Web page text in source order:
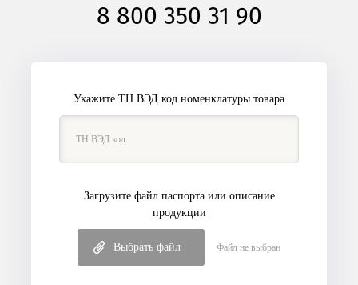
8 800 350 31 90
Укажите ТН ВЭД код номенклатуры товара
Загрузите файл паспорта или описание
продукции
Выбрать файл Файл не выбран